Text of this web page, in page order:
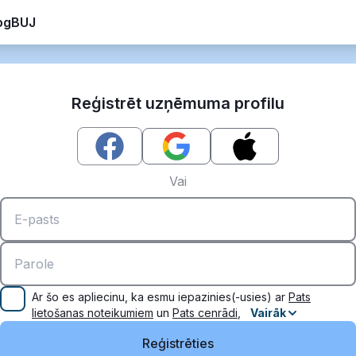
BUJ
Reģistrēt uzņēmuma profilu
Vai
Ar šo es apliecinu, ka esmu iepazinies(-usies) ar Pats
lietošanas noteikumiem un Pats cenrādi Vairāk
Reģistrēties